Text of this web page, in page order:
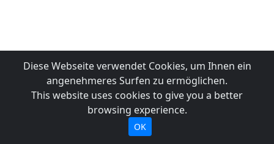
Diese Webseite verwendet Cookies, um Ihnen ein
angenehmeres Surfen zu ermöglichen.
This website uses cookies to give you a better
browsing experience.
OK